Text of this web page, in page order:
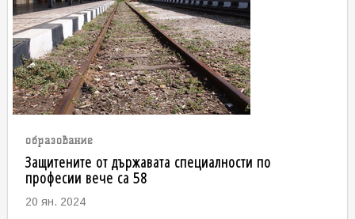
образование
Защитените от държавата специалности по
професии вече са 58
20 ян. 2024